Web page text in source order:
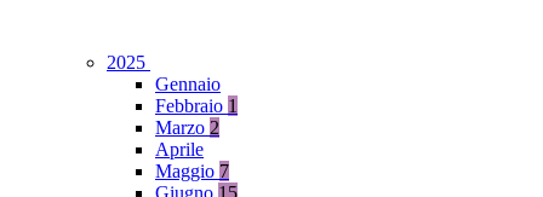
2025
Gennaio
Febbraio 1
Marzo 2
Aprile
Maggio 7